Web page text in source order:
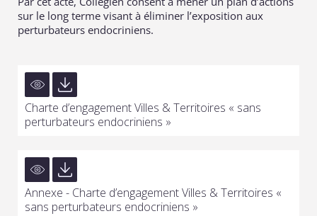
sur le long terme visant à éliminer l’exposition aux
perturbateurs endocriniens.
Charte d’engagement Villes & Territoires « sans
perturbateurs endocriniens »
Annexe - Charte d’engagement Villes & Territoires «
sans perturbateurs endocriniens »